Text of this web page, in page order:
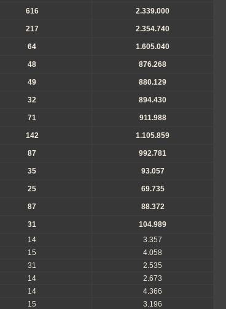
616 2.339.000
217 2.354.740
64 1.605.040
48 876.268
49 880.129
32 894.430
71 911.988
142 1.105.859
87 992.781
35 93.057
25 69.735
87 88.372
31
104.989
14
3.357
15
4.058
31
2.535
14
2.673
14
4.366
15
3.196